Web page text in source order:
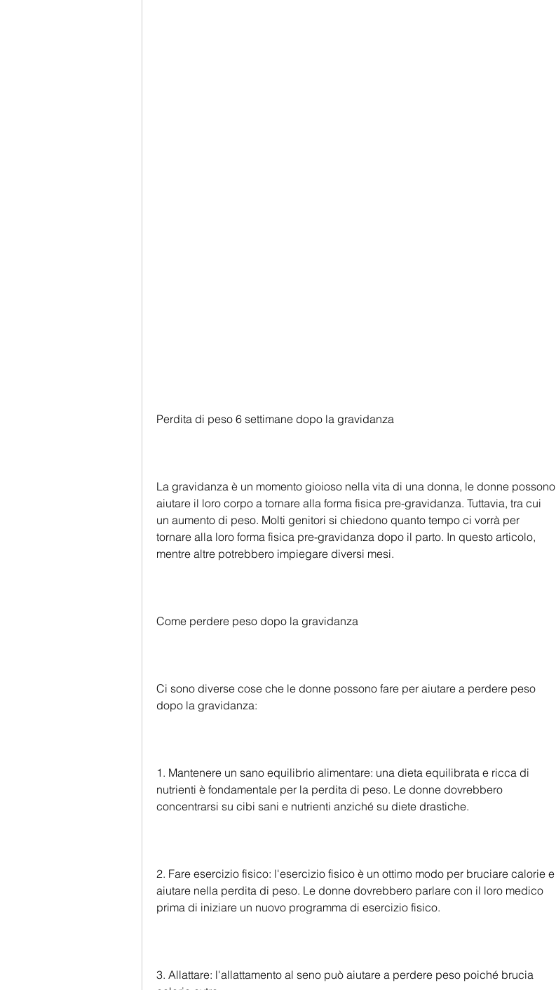
Perdita di peso 6 settimane dopo la gravidanza
La gravidanza è un momento gioioso nella vita di una donna, le donne possono
aiutare il loro corpo a tornare alla forma fisica pre-gravidanza. Tuttavia, tra cui
un aumento di peso. Molti genitori si chiedono quanto tempo ci vorrà per
tornare alla loro forma fisica pre-gravidanza dopo il parto. In questo articolo,
mentre altre potrebbero impiegare diversi mesi.
Come perdere peso dopo la gravidanza
Ci sono diverse cose che le donne possono fare per aiutare a perdere peso
dopo la gravidanza:
1. Mantenere un sano equilibrio alimentare: una dieta equilibrata e ricca di
nutrienti è fondamentale per la perdita di peso. Le donne dovrebbero
concentrarsi su cibi sani e nutrienti anziché su diete drastiche.
2. Fare esercizio fisico: l'esercizio fisico è un ottimo modo per bruciare calorie e
aiutare nella perdita di peso. Le donne dovrebbero parlare con il loro medico
prima di iniziare un nuovo programma di esercizio fisico.
3. Allattare: l'allattamento al seno può aiutare a perdere peso poiché brucia